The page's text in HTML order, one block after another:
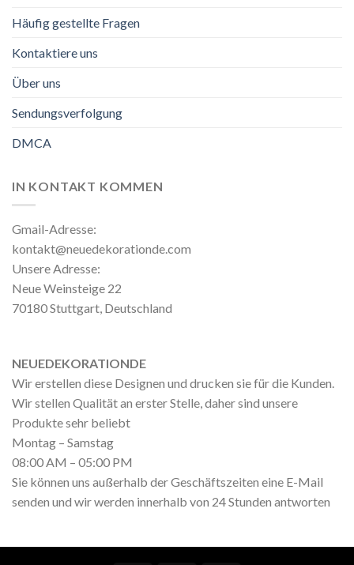
Häufig gestellte Fragen
Kontaktiere uns
Über uns
Sendungsverfolgung
DMCA
IN KONTAKT KOMMEN
Gmail-Adresse:
kontakt@neuedekorationde.com
Unsere Adresse:
Neue Weinsteige 22
70180 Stuttgart, Deutschland
NEUEDEKORATIONDE
Wir erstellen diese Designen und drucken sie für die Kunden.
Wir stellen Qualität an erster Stelle, daher sind unsere
Produkte sehr beliebt
Montag – Samstag
08:00 AM – 05:00 PM
Sie können uns außerhalb der Geschäftszeiten eine E-Mail
senden und wir werden innerhalb von 24 Stunden antworten